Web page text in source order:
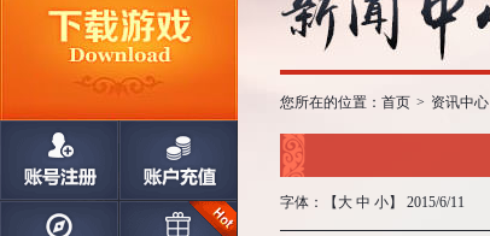
您所在的位置： 首页 > 资讯中心
字体：【 大 中 小】 2015/6/11